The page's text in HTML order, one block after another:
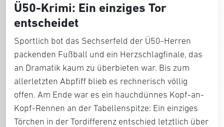
Ü50-Krimi: Ein einziges Tor
entscheidet
Sportlich bot das Sechserfeld der Ü50-Herren
packenden Fußball und ein Herzschlagfinale, das
an Dramatik kaum zu überbieten war. Bis zum
allerletzten Abpfiff blieb es rechnerisch völlig
offen. Am Ende war es ein hauchdünnes Kopf-an-
Kopf-Rennen an der Tabellenspitze: Ein einziges
Törchen in der Tordifferenz entschied letztlich über